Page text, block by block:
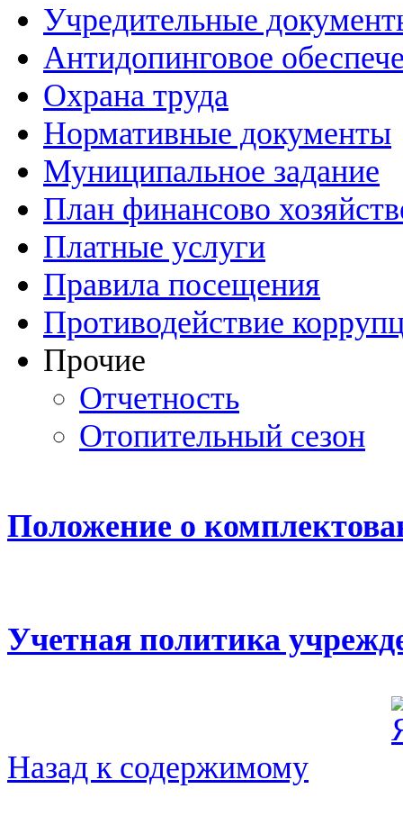
Учредительные
Антидопинговое
Охрана труда
Нормативные документы
Муниципальное задание
План финансово
Платные услуги
Правила посещения
Противодействие
Прочие
Отчетность
Отопительный сезон
Положение о
Учетная политика
Назад к содержимому